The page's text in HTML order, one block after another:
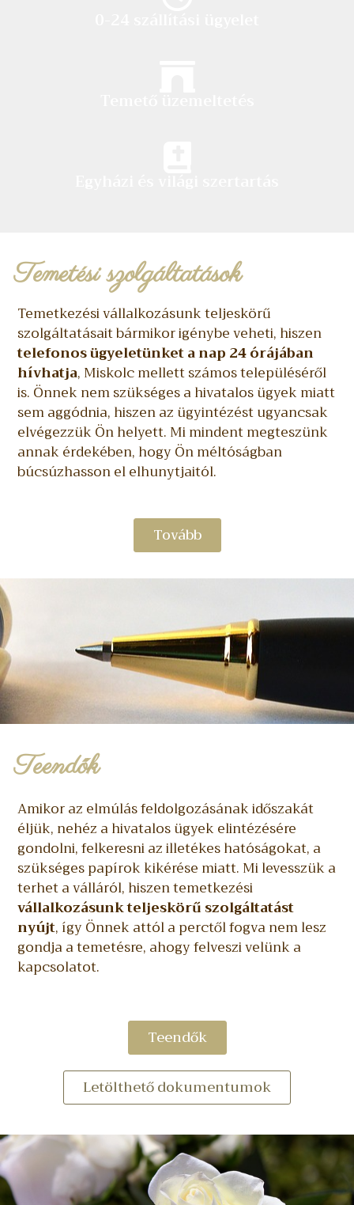
Temetési szolgáltatások
Temetkezési vállalkozásunk teljeskörű
szolgáltatásait bármikor igénybe veheti, hiszen
telefonos ügyeletünket a nap 24 órájában
hívhatja, Miskolc mellett számos településéről
is. Önnek nem szükséges a hivatalos ügyek miatt
sem aggódnia, hiszen az ügyintézést ugyancsak
elvégezzük Ön helyett. Mi mindent megteszünk
annak érdekében, hogy Ön méltóságban
búcsúzhasson el elhunytjaitól.
Tovább
Teendők
Amikor az elmúlás feldolgozásának időszakát
éljük, nehéz a hivatalos ügyek elintézésére
gondolni, felkeresni az illetékes hatóságokat, a
szükséges papírok kikérése miatt. Mi levesszük a
terhet a válláról, hiszen temetkezési
vállalkozásunk teljeskörű szolgáltatást
nyújt, így Önnek attól a perctől fogva nem lesz
gondja a temetésre, ahogy felveszi velünk a
kapcsolatot.
Teendők
Letölthető dokumentumok